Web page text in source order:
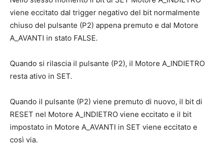
viene eccitato dal trigger negativo del bit normalmente
chiuso del pulsante (P2) appena premuto e dal Motore
A_AVANTI in stato FALSE.
Quando si rilascia il pulsante (P2), il Motore A_INDIETRO
resta ativo in SET.
Quando il pulsante (P2) viene premuto di nuovo, il bit di
RESET nel Motore A_INDIETRO viene eccitato e il bit
impostato in Motore A_AVANTI in SET viene eccitato e
così via.